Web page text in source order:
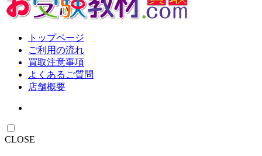
トップページ
ご利用の流れ
買取注意事項
よくあるご質問
店舗概要
CLOSE